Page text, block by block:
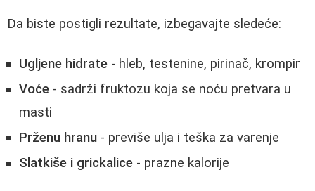
Da biste postigli rezultate, izbegavajte sledeće:
Ugljene hidrate - hleb, testenine, pirinač, krompir
Voće - sadrži fruktozu koja se noću pretvara u
masti
Prženu hranu - previše ulja i teška za varenje
Slatkiše i grickalice - prazne kalorije